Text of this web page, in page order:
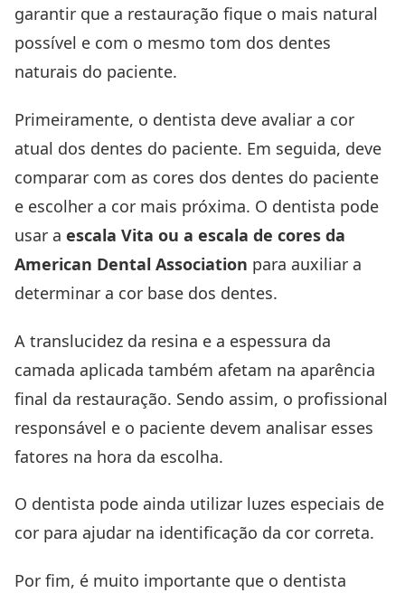
garantir que a restauração fique o mais natural
possível e com o mesmo tom dos dentes
naturais do paciente.
Primeiramente, o dentista deve avaliar a cor
atual dos dentes do paciente. Em seguida, deve
comparar com as cores dos dentes do paciente
e escolher a cor mais próxima. O dentista pode
usar a escala Vita ou a escala de cores da
American Dental Association para auxiliar a
determinar a cor base dos dentes.
A translucidez da resina e a espessura da
camada aplicada também afetam na aparência
final da restauração. Sendo assim, o profissional
responsável e o paciente devem analisar esses
fatores na hora da escolha.
O dentista pode ainda utilizar luzes especiais de
cor para ajudar na identificação da cor correta.
Por fim, é muito importante que o dentista